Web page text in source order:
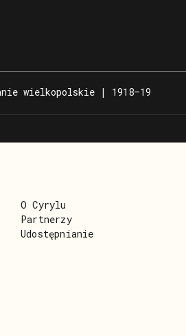
wielkopolskie | 1918–19
O Cyrylu
Partnerzy
Udostępnianie